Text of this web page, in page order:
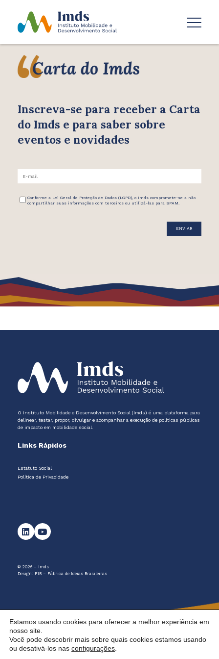
Inscreva-se para receber a Carta
do Imds e para saber sobre
eventos e novidades
Conforme a Lei Geral de Proteção de Dados (LGPD), o Imds compromete-se a não
compartilhar suas informações com terceiros ou utilizá-las para SPAM.
O Instituto Mobilidade e Desenvolvimento Social (Imds) é uma plataforma para
delinear, testar, propor, divulgar e acompanhar a execução de políticas públicas
de impacto em mobilidade social.
Links Rápidos
Estatuto Social
Política de Privacidade
© 2026 – Imds
Design: FIB – Fábrica de Ideias Brasileiras
Estamos usando cookies para oferecer a melhor experiência em
nosso site.
Você pode descobrir mais sobre quais cookies estamos usando
ou desativá-los nas configurações